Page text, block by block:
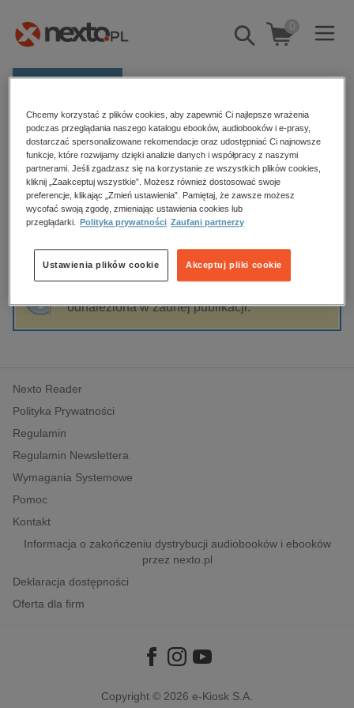
Pokaż/schowaj
wyszukiwarkę
0
Kategorie
Zobacz wszystkie E-prasa
budownictwo, aranżacja wnętrz
biznesowe, branżowe, gospodarka
dzienniki
edukacja
hobby, sport, rozrywka
komputery, internet, technologie, informatyka
polityka, społeczno-informacyjne
psychologiczne
inne
popularno-naukowe
historia
Strona główna Jadwiga Mackiewicz
Jadwiga Mackiewicz
Sortowanie Filtrowanie
odnaleziona w żadnej publikacji.
Nexto Reader
Polityka Prywatności
Regulamin
Regulamin Newslettera
Wymagania Systemowe
Pomoc
Kontakt
Informacja o zakończeniu dystrybucji audiobooków i ebooków
przez nexto.pl
Deklaracja dostępności
Oferta dla firm
Copyright © 2026 e-Kiosk S.A.
Chcemy korzystać z plików cookies, aby zapewnić Ci najlepsze wrażenia
podczas przeglądania naszego katalogu ebooków, audiobooków i e-prasy,
dostarczać spersonalizowane rekomendacje oraz udostępniać Ci najnowsze
funkcje, które rozwijamy dzięki analizie danych i współpracy z naszymi
partnerami. Jeśli zgadzasz się na korzystanie ze wszystkich plików cookies,
kliknij „Zaakceptuj wszystkie”. Możesz również dostosować swoje
preferencje, klikając „Zmień ustawienia”. Pamiętaj, że zawsze możesz
wycofać swoją zgodę, zmieniając ustawienia cookies lub
przeglądarki.
Polityka prywatności Zaufani partnerzy
Akceptuj pliki cookie
Ustawienia plików cookie